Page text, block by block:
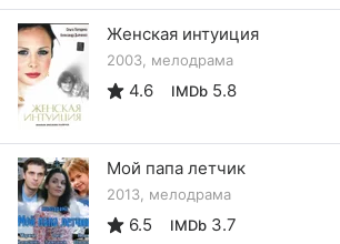
Женская интуиция
2003, мелодрама
4.6 IMDb 5.8
Мой папа летчик
2013, мелодрама
6.5 IMDb 3.7